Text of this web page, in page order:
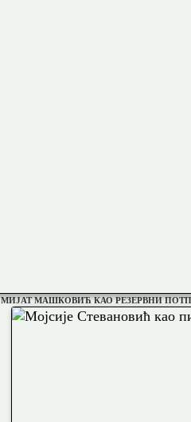
МИЈАТ МАШКОВИЋ КАО РЕЗЕРВНИ